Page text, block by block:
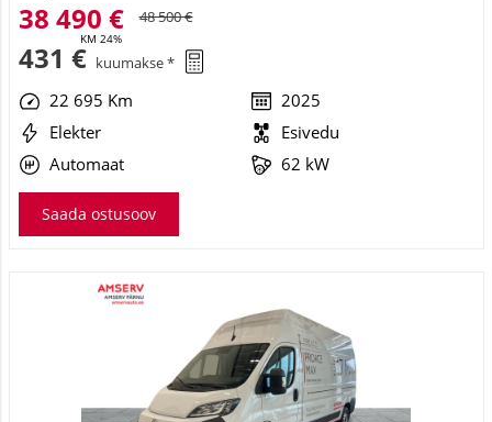
38 490 €
KM 24%
48 500 €
431 € kuumakse *
22 695 Km
2025
Elekter
Esivedu
Automaat
62 kW
Saada ostusoov